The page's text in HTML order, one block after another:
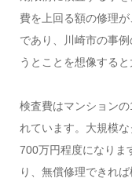
費を上回る額の修理
であり、川崎市の事
うとことを想像する
検査費はマンション
れています。大規模
700万円程度になりま
り、無償修理できれ